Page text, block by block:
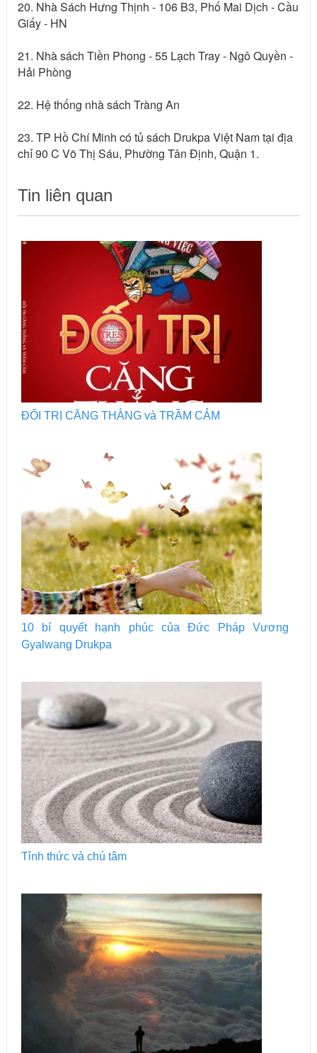
20. Nhà Sách Hưng Thịnh - 106 B3, Phố Mai Dịch - Cầu
Giấy - HN
21. Nhà sách Tiền Phong - 55 Lạch Tray - Ngô Quyền -
Hải Phòng
22. Hệ thống nhà sách Tràng An
23. TP Hồ Chí Minh có tủ sách Drukpa Việt Nam tại địa
chỉ 90 C Võ Thị Sáu, Phường Tân Định, Quận 1.
Tin liên quan
ĐỐI TRỊ CĂNG THẲNG và TRẦM CẢM
10 bí quyết hạnh phúc của Đức Pháp Vương
Gyalwang Drukpa
Tỉnh thức và chú tâm